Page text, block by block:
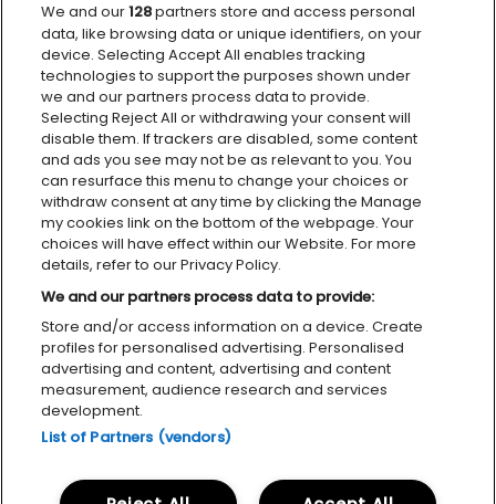
VÅRE SAMARBEIDSPARTNERE
PersonvernerklæringTilgjengelighetserklæringCookies
MILJØFYRTÅRN FACEBOOK
We and our128partners store and access personal
data, like browsing data or unique identifiers, on your
device. Selecting Accept All enables tracking
technologies to support the purposes shown under
we and our partners process data to provide.
Selecting Reject All or withdrawing your consent will
disable them. If trackers are disabled, some content
and ads you see may not be as relevant to you. You
can resurface this menu to change your choices or
withdraw consent at any time by clicking the Manage
my cookies link on the bottom of the webpage. Your
choices will have effect within our Website. For more
details, refer to our Privacy Policy.
We and our partners process data to provide:
Store and/or access information on a device. Create
profiles for personalised advertising. Personalised
advertising and content, advertising and content
measurement, audience research and services
development.
List of Partners (vendors)